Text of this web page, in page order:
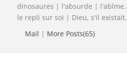
dinosaures | l'absurde | l'abîme.
le repli sur soi | Dieu, s'il existait.
Mail | More Posts(65)